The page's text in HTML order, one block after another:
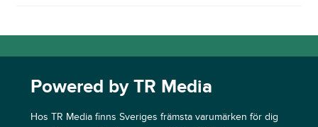
Powered by TR Media
Hos TR Media finns Sveriges främsta varumärken för dig